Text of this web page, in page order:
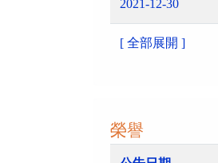
2021-12-30
[ 全部展開 ]
榮譽